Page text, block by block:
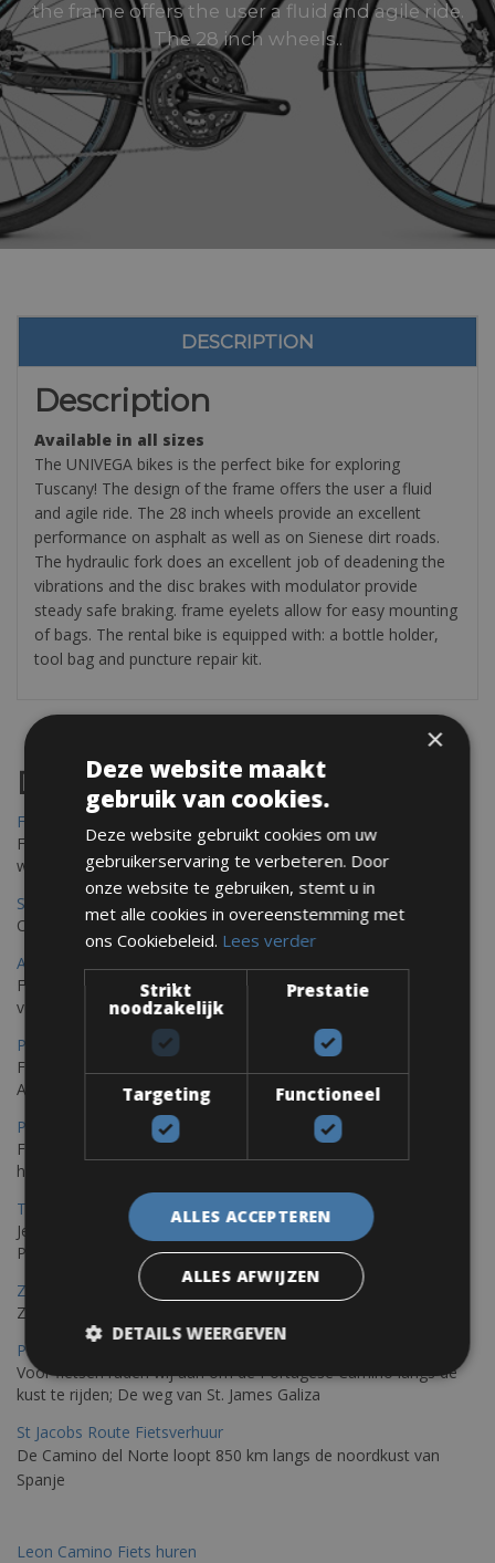
the frame offers the user a fluid and agile ride.
The 28 inch wheels..
DESCRIPTION
Description
Available in all sizes
The UNIVEGA bikes is the perfect bike for exploring
Tuscany! The design of the frame offers the user a fluid
and agile ride. The 28 inch wheels provide an excellent
performance on asphalt as well as on Sienese dirt roads.
The hydraulic fork does an excellent job of deadening the
vibrations and the disc brakes with modulator provide
steady safe braking. frame eyelets allow for easy mounting
of bags. The rental bike is equipped with: a bottle holder,
tool bag and puncture repair kit.
Destinations
Frejus Fietsverhuur
Fréjus en Saint-Raphaël liggen aan de Middellandse Zee en
worden omringd door het Massif de l'Esterel
Saint Raphael Fietsverhuur
Ontdek Saint Raphael, gelegen in het prachtige Var op uw fiets
Ajaccio Fietsverhuur
Fietsen in Ajaccio, gelegen op het eiland Corsica, biedt een
verscheidenheid aan routes
Porec Fietsverhuur
Fiets over sfeervolle routes die zich uitstrekken langs de
Adriatische kust en het weelderige Istrische platteland.
Pula Fietsverhuur
Fietsen langs de Istrische kust is de ideale fietstocht voor wie
houdt van de Mediterrane zon.
Trieste-Pula Fietsverhuur
Je kunt een fiets huren met levering in Triëst en de fiets later in
Pula of elders in Istrië achterlaten.
Zadar Fietsverhuur
Zadar, een verborgen parel die je op de fiets kunt ontdekken
Porto – Santiago De Compostela Fietsverhuur
Voor fietsen raden wij aan om de Portugese Camino langs de
kust te rijden; De weg van St. James Galiza
St Jacobs Route Fietsverhuur
De Camino del Norte loopt 850 km langs de noordkust van
Spanje
Leon Camino Fiets huren
×
Deze website maakt
gebruik van cookies.
Deze website gebruikt cookies om uw
gebruikerservaring te verbeteren. Door
onze website te gebruiken, stemt u in
met alle cookies in overeenstemming met
ons Cookiebeleid. Lees verder
Strikt
noodzakelijk
Prestatie
Targeting Functioneel
ALLES ACCEPTEREN
ALLES AFWIJZEN
DETAILS WEERGEVEN